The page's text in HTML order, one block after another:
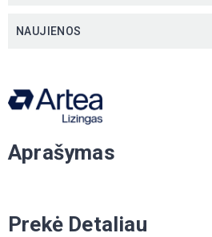
NAUJIENOS
Aprašymas
Prekė Detaliau